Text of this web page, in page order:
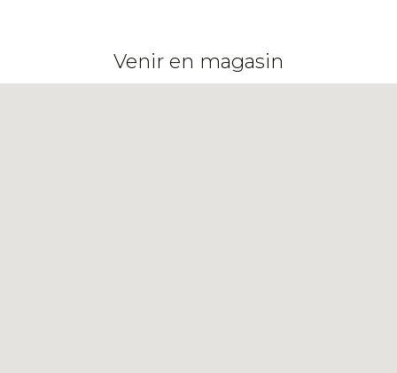
Venir en magasin